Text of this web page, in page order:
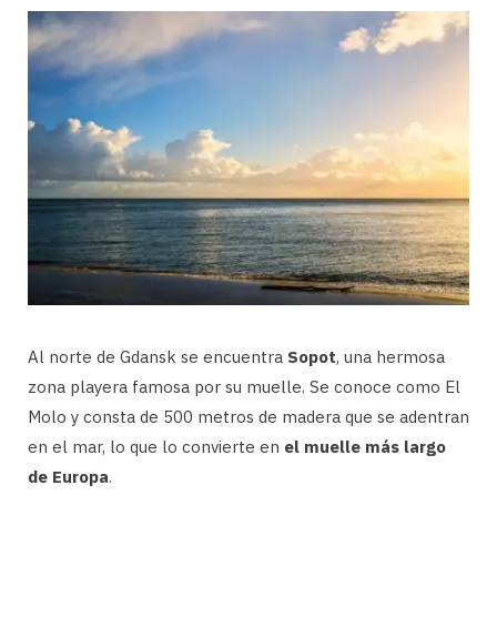
Al norte de Gdansk se encuentra Sopot, una hermosa
zona playera famosa por su muelle. Se conoce como El
Molo y consta de 500 metros de madera que se adentran
en el mar, lo que lo convierte en el muelle más largo
de Europa.